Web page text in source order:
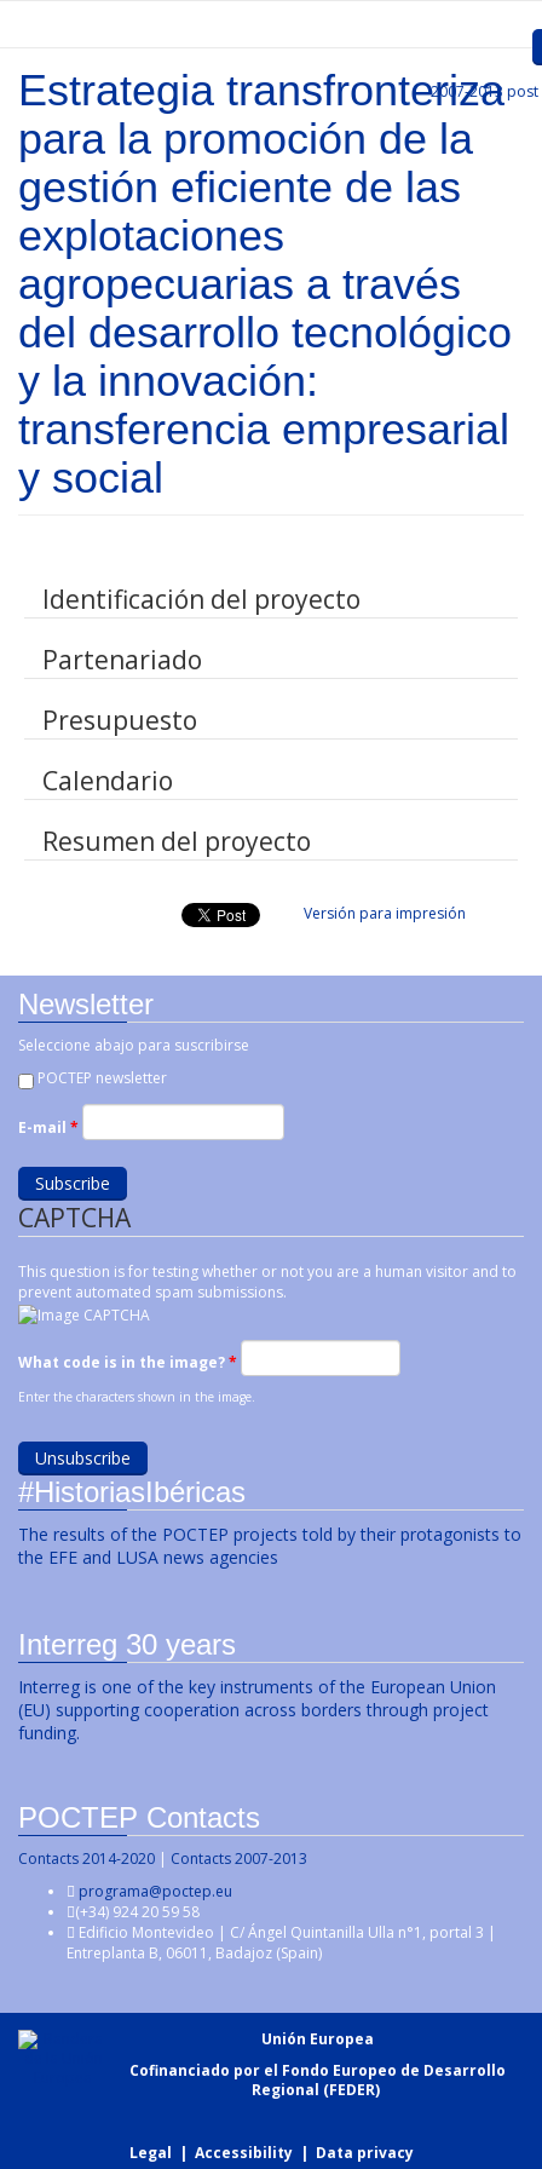
Inicio
Presentation
Call for entries
Communication
Documents
Project Management
Links
2007-2013 post
Estrategia transfronteriza
para la promoción de la
gestión eficiente de las
explotaciones
agropecuarias a través
del desarrollo tecnológico
y la innovación:
transferencia empresarial
y social
Identificación del proyecto
Partenariado
Presupuesto
Calendario
Resumen del proyecto
Versión para impresión
Newsletter
Seleccione abajo para suscribirse
POCTEP newsletter
E-mail *
CAPTCHA
This question is for testing whether or not you are a human visitor and to
prevent automated spam submissions.
What code is in the image?*
Enter the characters shown in the image.
#HistoriasIbéricas
The results of the POCTEP projects told by their protagonists to
the EFE and LUSA news agencies
Interreg 30 years
Interreg is one of the key instruments of the European Union
(EU) supporting cooperation across borders through project
funding.
POCTEP Contacts
Contacts 2014-2020 | Contacts 2007-2013
programa@poctep.eu
(+34) 924 20 59 58
Edificio Montevideo | C/ Ángel Quintanilla Ulla n°1, portal 3 |
Entreplanta B, 06011, Badajoz (Spain)
Unión Europea
Cofinanciado por el Fondo Europeo de Desarrollo
Regional (FEDER)
Legal | Accessibility | Data privacy